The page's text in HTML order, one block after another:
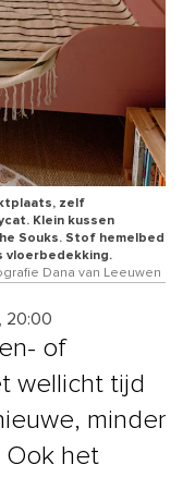
zelf
Klein kussen
Souks. Stof hemelbed
vloerbedekking.
Dana van Leeuwen
20:00
of
wellicht tijd
minder
Ook het